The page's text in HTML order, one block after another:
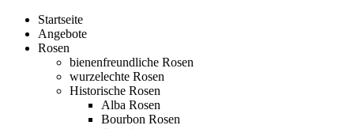
Startseite
Angebote
Rosen
bienenfreundliche Rosen
wurzelechte Rosen
Historische Rosen
Alba Rosen
Bourbon Rosen